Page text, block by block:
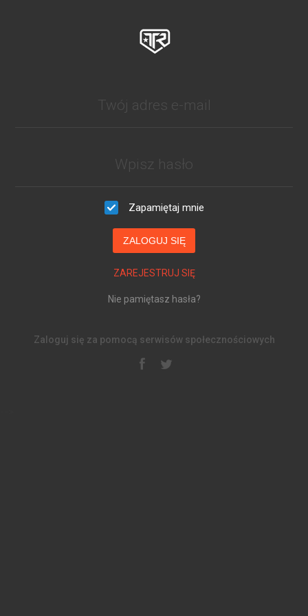
Zapamiętaj mnie
ZALOGUJ SIĘ
ZAREJESTRUJ SIĘ
Nie pamiętasz hasła?
Zaloguj się za pomocą serwisów społecznościowych